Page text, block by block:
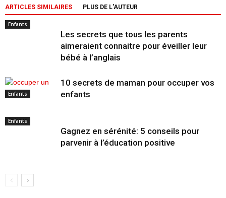
ARTICLES SIMILAIRES PLUS DE L'AUTEUR
Enfants
Les secrets que tous les parents
aimeraient connaitre pour éveiller leur
bébé à l’anglais
Enfants
10 secrets de maman pour occuper vos
enfants
Enfants
Gagnez en sérénité: 5 conseils pour
parvenir à l’éducation positive